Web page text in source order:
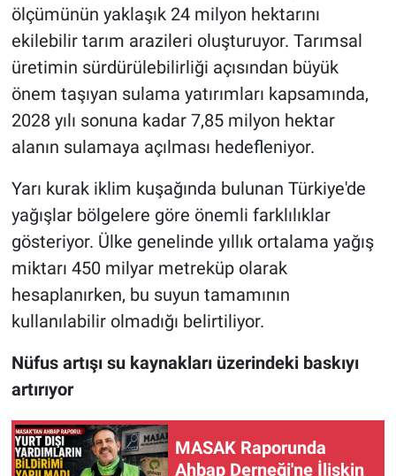
ölçümünün yaklaşık 24 milyon hektarını
ekilebilir tarım arazileri oluşturuyor. Tarımsal
üretimin sürdürülebilirliği açısından büyük
önem taşıyan sulama yatırımları kapsamında,
2028 yılı sonuna kadar 7,85 milyon hektar
alanın sulamaya açılması hedefleniyor.
Yarı kurak iklim kuşağında bulunan Türkiye'de
yağışlar bölgelere göre önemli farklılıklar
gösteriyor. Ülke genelinde yıllık ortalama yağış
miktarı 450 milyar metreküp olarak
hesaplanırken, bu suyun tamamının
kullanılabilir olmadığı belirtiliyor.
Nüfus artışı su kaynakları üzerindeki baskıyı
artırıyor
MASAK Raporunda
Ahbap Derneği'ne İlişkin